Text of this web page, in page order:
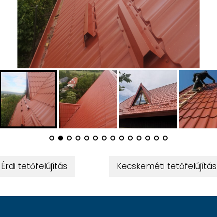
Érdi tetőfelújítás Kecskeméti tetőfelújítás